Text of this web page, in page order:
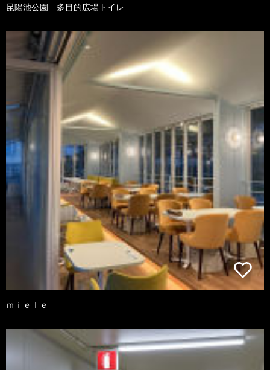
昆陽池公園 多目的広場トイレ
ｍｉｅｌｅ